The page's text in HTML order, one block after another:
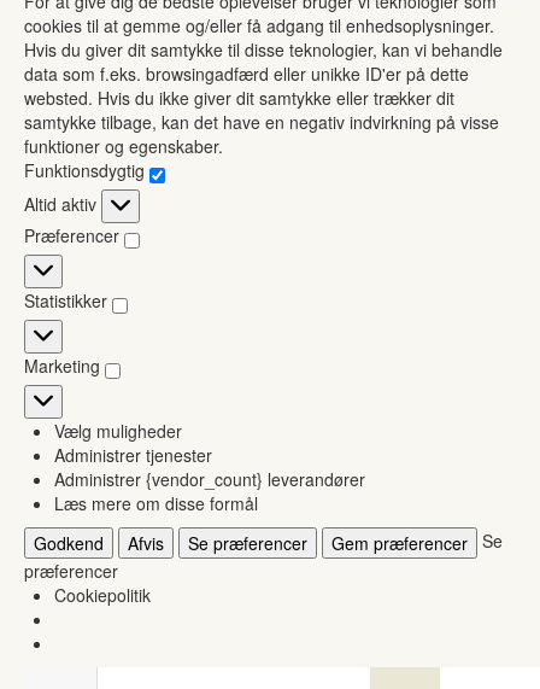
cookies til at gemme og/eller få adgang til enhedsoplysninger.
Hvis du giver dit samtykke til disse teknologier, kan vi behandle
data som f.eks. browsingadfærd eller unikke ID'er på dette
websted. Hvis du ikke giver dit samtykke eller trækker dit
samtykke tilbage, kan det have en negativ indvirkning på visse
funktioner og egenskaber.
Funktionsdygtig
Funktionsdygtig
Altid aktiv
Præferencer
Præferencer
Statistikker
Statistikker
Marketing
Marketing
Vælg muligheder
Administrer tjenester
Administrer {vendor_count} leverandører
Læs mere om disse formål
Godkend
Afvis Se præferencer Gem præferencer Se
præferencer
Cookiepolitik